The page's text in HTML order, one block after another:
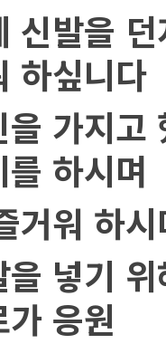
신발을
하싶니다
가지
하시며
거워 하
넣기
응원